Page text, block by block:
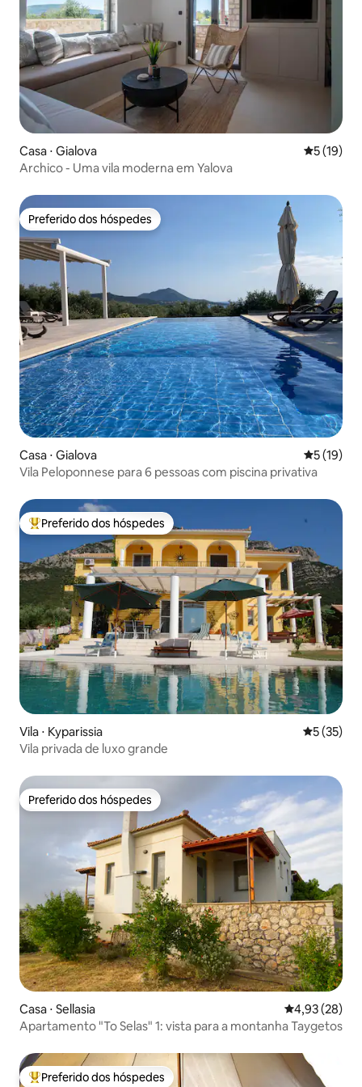
Casa ⋅ Gialova 5 de uma
5 (19)
Archico - Uma vila moderna em Yalova
Preferido dos hóspedes
Preferido dos hóspedes
Casa ⋅ Gialova 5 de uma
5 (19)
Vila Peloponnese para 6 pessoas com piscina privativa
Entre os melhores preferidos dos hóspedes
Preferido dos hóspedes
Vila ⋅ Kyparissia 5 de uma
5 (35)
Vila privada de luxo grande
Preferido dos hóspedes
Preferido dos hóspedes
Casa ⋅ Sellasia 4,93 de uma
4,93 (28)
Apartamento "To Selas" 1: vista para a montanha Taygetos
Entre os melhores preferidos dos hóspedes
Preferido dos hóspedes